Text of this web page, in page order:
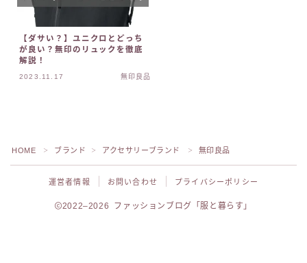
【ダサい？】ユニクロとどっち
が良い？無印のリュックを徹底
解説！
2023.11.17 無印良品
HOME ＞ ブランド ＞ アクセサリーブランド ＞ 無印良品
運営者情報 お問い合わせ プライバシーポリシー
2022–2026 ファッションブログ「服と暮らす」